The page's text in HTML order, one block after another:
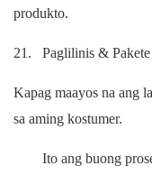
produkto.
21. Paglilinis & Pakete
Kapag maayos na ang
sa aming kostumer.
Ito ang buong